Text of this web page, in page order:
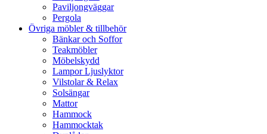
Paviljongväggar
Pergola
Övriga möbler & tillbehör
Bänkar och Soffor
Teakmöbler
Möbelskydd
Lampor Ljuslyktor
Vilstolar & Relax
Solsängar
Mattor
Hammock
Hammocktak